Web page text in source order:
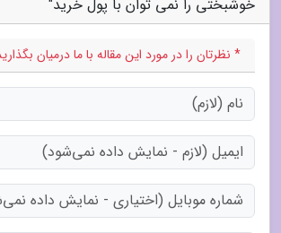
خوشبختی را نمی توان با پول خرید"
* نظرتان را در مورد این مقاله با ما درمیان